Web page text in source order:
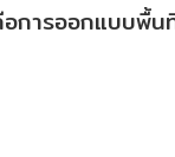
ารออกแบบพื้น